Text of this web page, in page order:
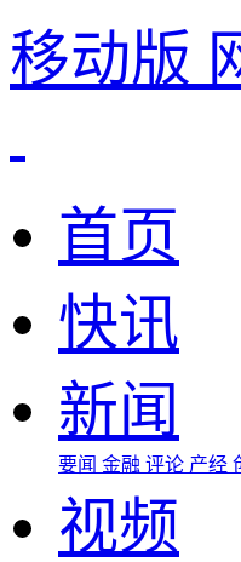
移动版
首页
快讯
新闻
要闻 金融 评论 产经
视频